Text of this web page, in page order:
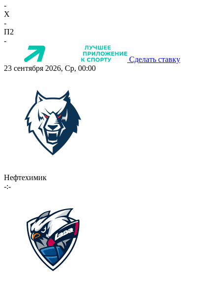
-
X
-
П2
-
Сделать ставку
23 сентября 2026, Ср, 00:00
Нефтехимик
-:-